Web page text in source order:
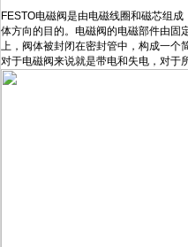
FESTO电磁阀是由电磁线圈和磁芯组
体方向的目的。电磁阀的电磁部件由固
上，阀体被封闭在密封管中，构成一个
对于电磁阀来说就是带电和失电，对于